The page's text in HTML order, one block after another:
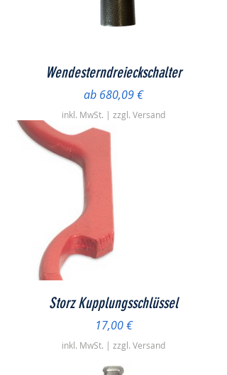
Wendesterndreieckschalter
ab 680,09 €
Sale-Preis
inkl. MwSt. | zzgl. Versand
Storz Kupplungsschlüssel
Preis
17,00 €
inkl. MwSt. | zzgl. Versand